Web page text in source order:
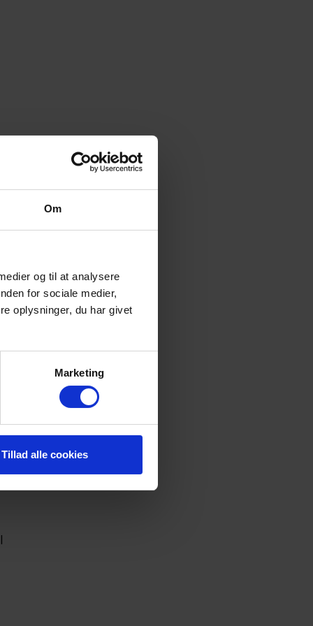
Om
og til at analysere
for sociale medier,
oplysninger, du har givet
Marketing
Tillad alle cookies